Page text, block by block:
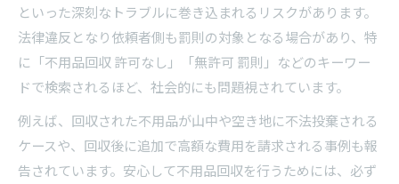
といった深刻なトラブルに巻き込まれるリスクがあります。
法律違反となり依頼者側も罰則の対象となる場合があり、特
に「不用品回収 許可なし」「無許可 罰則」などのキーワー
ドで検索されるほど、社会的にも問題視されています。
例えば、回収された不用品が山中や空き地に不法投棄される
ケースや、回収後に追加で高額な費用を請求される事例も報
告されています。安心して不用品回収を行うためには、必ず